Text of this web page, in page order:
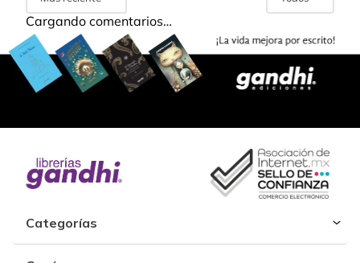
Cargando comentarios…
Categorías